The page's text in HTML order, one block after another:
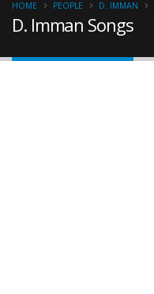
D. Imman Songs
HOME PEOPLE D. IMMAN